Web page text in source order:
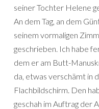
seiner Tochter Helene
An dem Tag, an dem
seinem vormaligen
geschrieben. Ich habe
dem er am Butt-
da, etwas verschämt in
Flachbildschirm. Den
geschah im Auftrag der